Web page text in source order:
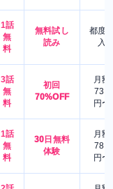
1話
無
料
無料試し
読み
都度
入
3話
無
料
初回
70%OFF
月額
730
円〜
1話
無
料
30日無料
体験
月額
780
円〜